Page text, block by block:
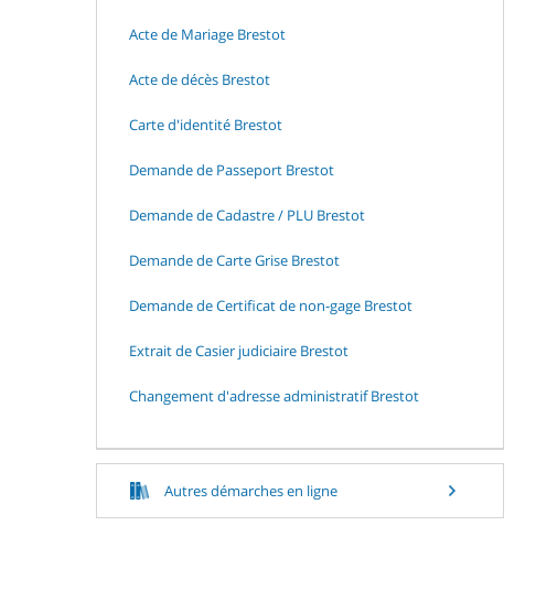
Acte de Mariage Brestot
Acte de décès Brestot
Carte d'identité Brestot
Demande de Passeport Brestot
Demande de Cadastre / PLU Brestot
Demande de Carte Grise Brestot
Demande de Certificat de non-gage Brestot
Extrait de Casier judiciaire Brestot
Changement d'adresse administratif Brestot
Autres démarches en ligne